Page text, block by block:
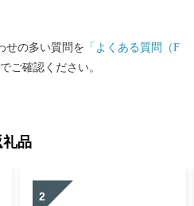
せの多い質問を 「よくある質問（F
ご確認ください。
礼品
2